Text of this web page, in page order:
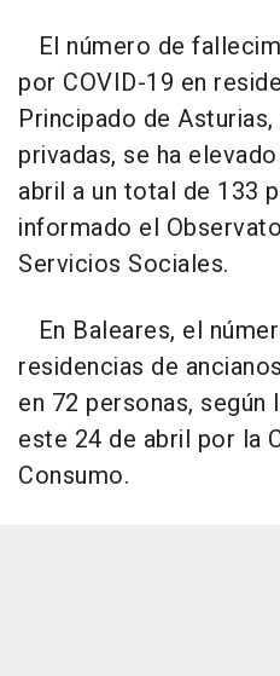
El número de
por COVID-19 en
Principado de
privadas, se ha
abril a un total de 133
informado el
Servicios Sociales.
En Baleares, el
residencias de
en 72 personas,
este 24 de abril por la
Consumo.